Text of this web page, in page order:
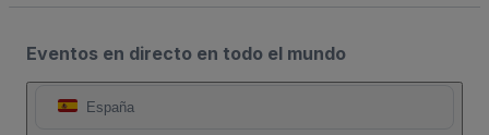
Eventos en directo en todo el mundo
España